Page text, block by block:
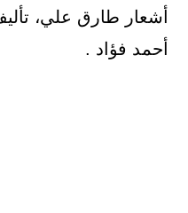
أشعار طارق علي،
أحمد فؤاد .